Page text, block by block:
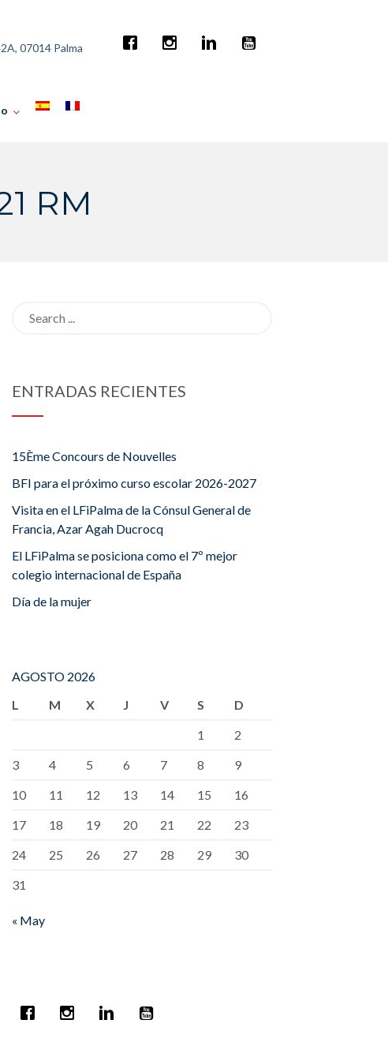
07014 Palma
RM
ENTRADAS RECIENTES
15Ème Concours de Nouvelles
BFI para el próximo curso escolar 2026-2027
Visita en el LFiPalma de la Cónsul General de
Francia, Azar Agah Ducrocq
El LFiPalma se posiciona como el 7º mejor
colegio internacional de España
Día de la mujer
AGOSTO 2026
L
M X J V S
D
1
2
3
4 5 6 7 8
9
10
11 12 13 14 15
16
17
18 19 20 21 22
23
24
25 26 27 28 29
30
31
« May